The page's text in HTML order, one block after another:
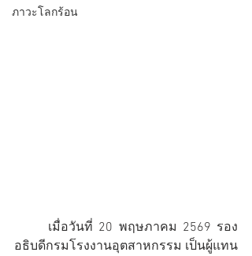
ภาวะโลกร้อน
อธิบดีกรมโรงงานอุตสาหกรรม เป็นผู้แทน